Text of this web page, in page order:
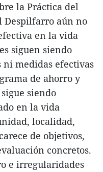
la Práctica del
Despilfarro aún no
en la vida
siguen siendo
ni medidas efectivas
de ahorro y
siendo
en la vida
localidad,
de objetivos,
concretos.
e irregularidades